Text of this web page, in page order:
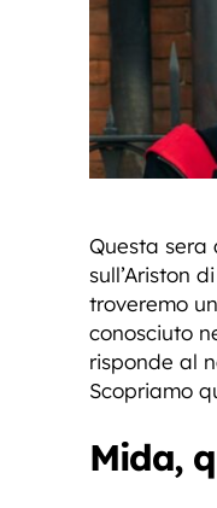
Questa sera
sull’Ariston
troveremo un
conosciuto
risponde al
Scopriamo
Mida,